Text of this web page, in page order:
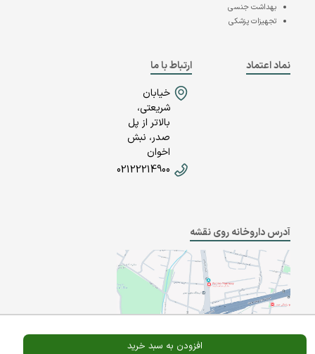
افزودن به سبد خرید
بهداشت جنسی
تجهیزات پزشکی
نماد اعتماد
ارتباط با ما
خیابان
شریعتی،
بالاتر از پل
صدر، نبش
اخوان
02122214900
آدرس داروخانه روی نقشه